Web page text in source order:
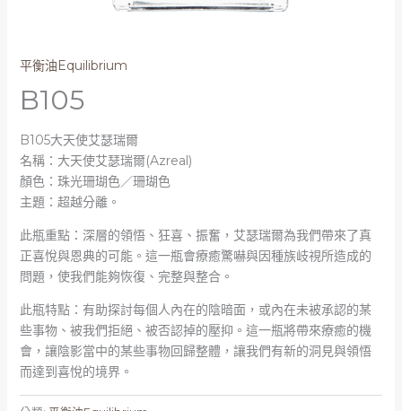
平衡油Equilibrium
B105
B105大天使艾瑟瑞爾
名稱：大天使艾瑟瑞爾(Azreal)
顏色：珠光珊瑚色／珊瑚色
主題：超越分離。
此瓶重點：深層的領悟、狂喜、振奮，艾瑟瑞爾為我們帶來了真
正喜悅與恩典的可能。這一瓶會療癒驚嚇與因種族岐視所造成的
問題，使我們能夠恢復、完整與整合。
此瓶特點：有助探討每個人內在的陰暗面，或內在未被承認的某
些事物、被我們拒絕、被否認掉的壓抑。這一瓶將帶來療癒的機
會，讓陰影當中的某些事物回歸整體，讓我們有新的洞見與領悟
而達到喜悅的境界。​